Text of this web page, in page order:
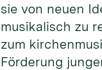
sie von neuen
musikalisch zu
zum
Förderung